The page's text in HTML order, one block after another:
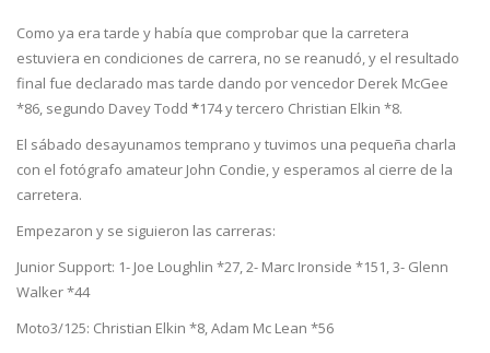
Como ya era tarde y había que comprobar que la carretera
estuviera en condiciones de carrera, no se reanudó, y el resultado
final fue declarado mas tarde dando por vencedor Derek McGee
*86, segundo Davey Todd *174 y tercero Christian Elkin *8.
El sábado desayunamos temprano y tuvimos una pequeña charla
con el fotógrafo amateur John Condie, y esperamos al cierre de la
carretera.
Empezaron y se siguieron las carreras:
Junior Support: 1- Joe Loughlin *27, 2- Marc Ironside *151, 3- Glenn
Walker *44
Moto3/125: Christian Elkin *8, Adam Mc Lean *56